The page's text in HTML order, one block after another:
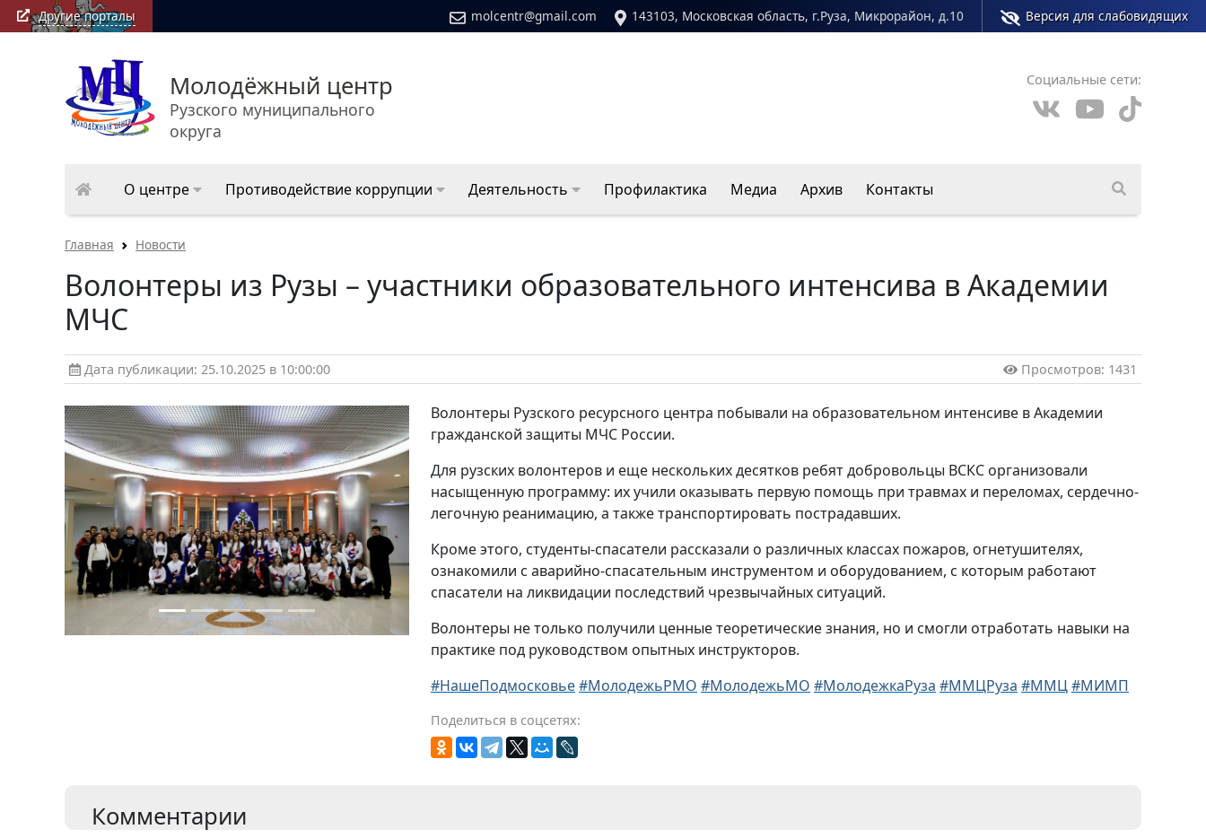
Другие порталы molcentr@gmail.com 143103, Московская область, г.Руза, Микрорайон, д.10 Версия для слабовидящих
Молодёжный центр
Рузского муниципального
округа
Социальные сети:
О центре Противодействие коррупции Деятельность Профилактика Медиа Архив Контакты
Главная Новости
Волонтеры из Рузы – участники образовательного интенсива в Академии
МЧС
Дата публикации: 25.10.2025 в 10:00:00 Просмотров: 1431
Волонтеры Рузского ресурсного центра побывали на образовательном интенсиве в Академии
гражданской защиты МЧС России.
Для рузских волонтеров и еще нескольких десятков ребят добровольцы ВСКС организовали
насыщенную программу: их учили оказывать первую помощь при травмах и переломах, сердечно-
легочную реанимацию, а также транспортировать пострадавших.
Кроме этого, студенты-спасатели рассказали о различных классах пожаров, огнетушителях,
ознакомили с аварийно-спасательным инструментом и оборудованием, с которым работают
спасатели на ликвидации последствий чрезвычайных ситуаций.
Волонтеры не только получили ценные теоретические знания, но и смогли отработать навыки на
практике под руководством опытных инструкторов.
#НашеПодмосковье#МолодежьРМО #МолодежьМО #МолодежкаРуза #ММЦРуза #ММЦ#МИМП
Поделиться в соцсетях:
Комментарии